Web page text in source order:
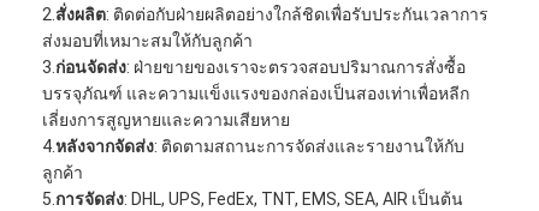
2. สั่งผลิต: ติดต่อกับฝ่ายผลิตอย่างใกล้ชิดเพื่อรับประกันเวลาการ
ส่งมอบที่เหมาะสมให้กับลูกค้า
3. ก่อนจัดส่ง: ฝ่ายขายของเราจะตรวจสอบปริมาณการสั่งซื้อ
บรรจุภัณฑ์ และความแข็งแรงของกล่องเป็นสองเท่าเพื่อหลีก
เลี่ยงการสูญหายและความเสียหาย
4.หลังจากจัดส่ง: ติดตามสถานะการจัดส่งและรายงานให้กับ
ลูกค้า
5. การจัดส่ง: DHL, UPS, FedEx, TNT, EMS, SEA, AIR เป็นต้น